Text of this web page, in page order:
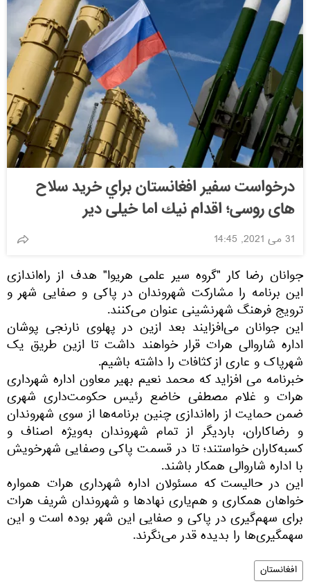
درخواست سفير افغانستان براي خريد سلاح
های روسی؛ اقدام نيك اما خيلی دیر
31 می 2021, 14:45
جوانان رضا کار "گروه سیر علمی هریوا" هدف از راه‌اندازی
این برنامه را مشارکت شهروندان در پاکی و صفایی شهر و
ترویج فرهنگ شهرنشینی عنوان می‌کنند.
این جوانان می‌افزایند بعد ازین در پهلوی نارنجی پوشان
اداره شاروالی هرات قرار خواهند داشت تا ازین طریق یک
شهرپاک و عاری از کثافات را داشته باشیم.
خبرنامه می افزاید که محمد نعیم بهیر معاون اداره شهرداری
هرات و غلام مصطفی خاضع رئیس حکومت‌داری شهری
ضمن حمایت از راه‌اندازی چنین برنامه‌ها از سوی شهروندان
و رضاکاران، باردیگر از تمام شهروندان به‌ویژه اصناف و
کسبه‌کاران خواستند؛ تا در قسمت پاکی وصفایی شهرخویش
با اداره شاروالی همکار باشند.
این در حالیست که مسئولان اداره شهرداری هرات همواره
خواهان همکاری و هم‌یاری نهادها و شهروندان شریف هرات
برای سهم‌گیری در پاکی و صفایی این شهر بوده است و این
سهمگیری‌ها را بدیده قدر می‌نگرند.
افغانستان